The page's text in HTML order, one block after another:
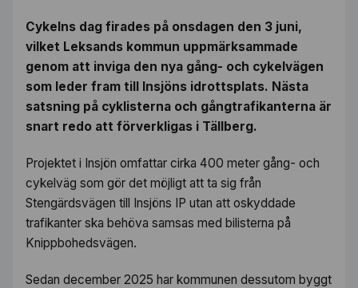
Cykelns dag firades på onsdagen den 3 juni,
vilket Leksands kommun uppmärksammade
genom att inviga den nya gång- och cykelvägen
som leder fram till Insjöns idrottsplats. Nästa
satsning på cyklisterna och gångtrafikanterna är
snart redo att förverkligas i Tällberg.
Projektet i Insjön omfattar cirka 400 meter gång- och
cykelväg som gör det möjligt att ta sig från
Stengärdsvägen till Insjöns IP utan att oskyddade
trafikanter ska behöva samsas med bilisterna på
Knippbohedsvägen.
Sedan december 2025 har kommunen dessutom byggt